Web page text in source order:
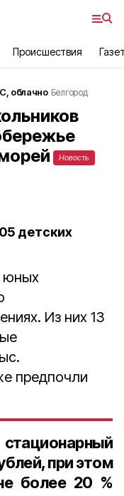
Происшествия
облачно Белгород
Новость
детских
юных
Из них 13
предпочли
, при этом
более 20 %